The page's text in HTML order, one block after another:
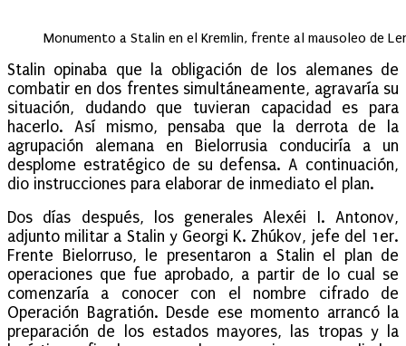
Monumento a Stalin en el Kremlin, frente al mausoleo de
Stalin opinaba que la obligación de los alemanes de
combatir en dos frentes simultáneamente, agravaría su
situación, dudando que tuvieran capacidad es para
hacerlo. Así mismo, pensaba que la derrota de la
agrupación alemana en Bielorrusia conduciría a un
desplome estratégico de su defensa. A continuación,
dio instrucciones para elaborar de inmediato el plan.
Dos días después, los generales Alexéi I. Antonov,
adjunto militar a Stalin y Georgi K. Zhúkov, jefe del 1er.
Frente Bielorruso, le presentaron a Stalin el plan de
operaciones que fue aprobado, a partir de lo cual se
comenzaría a conocer con el nombre cifrado de
Operación Bagratión. Desde ese momento arrancó la
preparación de los estados mayores, las tropas y la